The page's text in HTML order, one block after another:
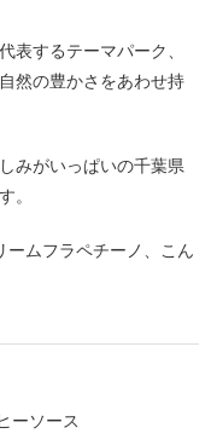
表するテーマパーク、
然の豊かさをあわせ持
みがいっぱいの千葉県
。
ームフラペチーノ、こん
ーソース